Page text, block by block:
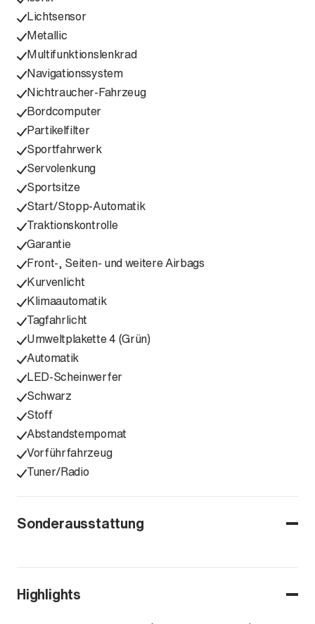
Lichtsensor
Metallic
Multifunktionslenkrad
Navigationssystem
Nichtraucher-Fahrzeug
Bordcomputer
Partikelfilter
Sportfahrwerk
Servolenkung
Sportsitze
Start/Stopp-Automatik
Traktionskontrolle
Garantie
Front-, Seiten- und weitere Airbags
Kurvenlicht
Klimaautomatik
Tagfahrlicht
Umweltplakette 4 (Grün)
Automatik
LED-Scheinwerfer
Schwarz
Stoff
Abstandstempomat
Vorführfahrzeug
Tuner/Radio
Sonderausstattung
Highlights